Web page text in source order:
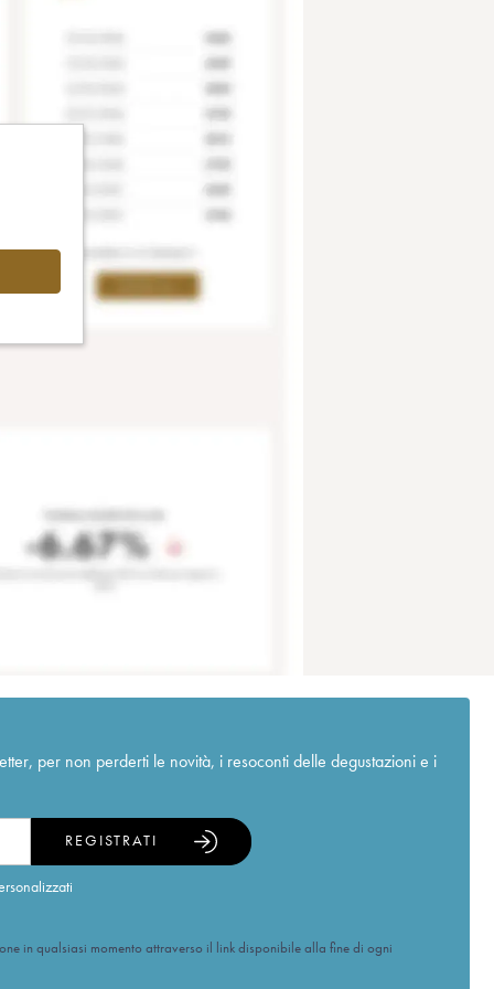
per non perderti le novità, i resoconti delle degustazioni e i
REGISTRATI
in qualsiasi momento attraverso il link disponibile alla fine di ogni